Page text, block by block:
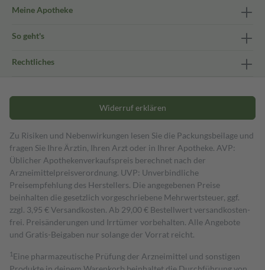
Meine Apotheke
So geht's
Rechtliches
Widerruf erklären
Zu Risiken und Nebenwirkungen lesen Sie die Packungsbeilage und
fragen Sie Ihre Ärztin, Ihren Arzt oder in Ihrer Apotheke. AVP:
Üblicher Apothekenverkaufspreis berechnet nach der
Arzneimittelpreisverordnung. UVP: Unverbindliche
Preisempfehlung des Herstellers. Die angegebenen Preise
beinhalten die gesetzlich vorgeschriebene Mehrwertsteuer, ggf.
zzgl. 3,95 € Versandkosten. Ab 29,00 € Bestell­wert versand­kosten­
frei. Preisänderungen und Irrtümer vorbehalten. Alle Angebote
und Gratis-Beigaben nur solange der Vorrat reicht.
1 Eine pharmazeutische Prüfung der Arzneimittel und sonstigen